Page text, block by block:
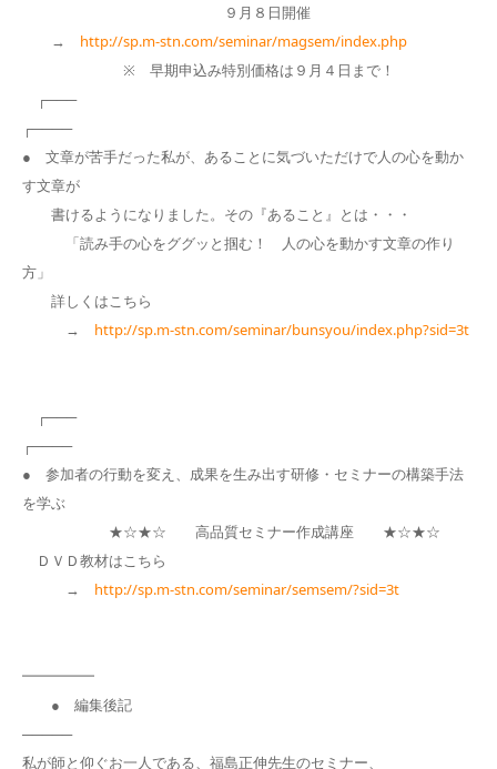
９月８日開催
→ http://sp.m-stn.com/seminar/magsem/index.php
※ 早期申込み特別価格は９月４日まで！
┌───
┌────
● 文章が苦手だった私が、あることに気づいただけで人の心を動か
す文章が
書けるようになりました。その『あること』とは・・・
「読み手の心をググッと掴む！ 人の心を動かす文章の作り
方」
詳しくはこちら
→ http://sp.m-stn.com/seminar/bunsyou/index.php?sid=3t
┌───
┌────
● 参加者の行動を変え、成果を生み出す研修・セミナーの構築手法
を学ぶ
★☆★☆ 高品質セミナー作成講座 ★☆★☆
ＤＶＤ教材はこちら
→ http://sp.m-stn.com/seminar/semsem/?sid=3t
━━━━━
● 編集後記
─────
私が師と仰ぐお一人である、福島正伸先生のセミナー、